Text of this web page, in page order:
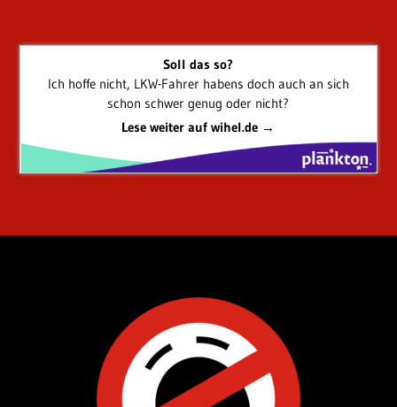
Soll das so?
Ich hoffe nicht, LKW-Fahrer habens doch auch an sich
schon schwer genug oder nicht?
Lese weiter auf wihel.de →